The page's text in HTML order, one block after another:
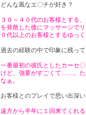
どんな風なエ〇チが好き？
３０～４０代のお客様とする
を発散した後にマッサージで
０代以上のお客様とするゆっ
過去の経験の中で印象に残っ
一番最初の彼氏としたカーセ
けど、強要がすごくて……。た
なぁ。
お客様とのプレイで思い出深
遠方から半年に１回来てくれ